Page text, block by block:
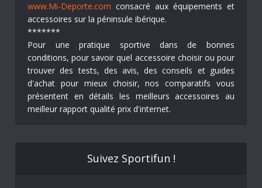
www.Mi-Deporte.com consacré aux équipements et
accessoires sur la péninsule ibérique.
*******
Pour une pratique sportive dans de bonnes
conditions, pour savoir quel accessoire choisir ou pour
trouver des tests, des avis, des conseils et guides
d'achat pour mieux choisir, nos comparatifs vous
présentent en détails les meilleurs accessoires au
meilleur rapport qualité prix d'internet.
Suivez Sportifun !